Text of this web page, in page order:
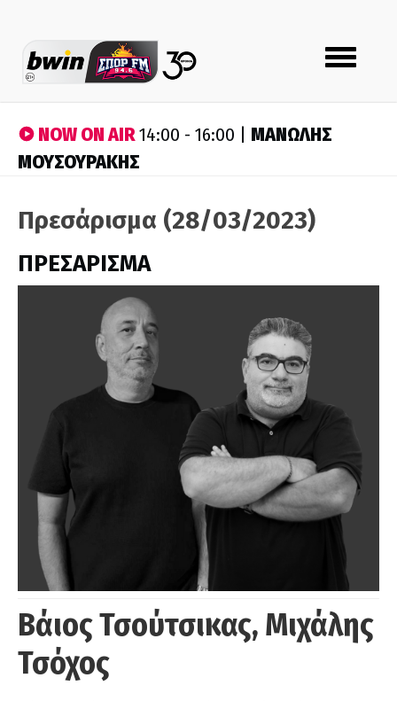
Toggle
navigation
NOW ON AIR14:00 - 16:00 | ΜΑΝΩΛΗΣ
ΜΟΥΣΟΥΡΑΚΗΣ
Πρεσάρισμα (28/03/2023)
ΠΡΕΣΑΡΙΣΜΑ
Βάιος Τσούτσικας, Μιχάλης
Τσόχος